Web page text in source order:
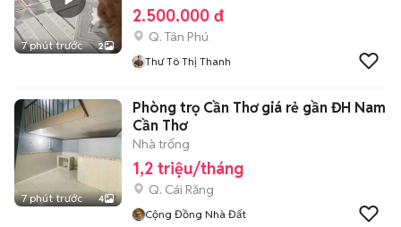
7 phút trước 2
2.500.000 đ
Q. Tân Phú
Thư Tô Thị Thanh
7 phút trước 4
Phòng trọ Cần Thơ giá rẻ gần ĐH Nam
Cần Thơ
Nhà trống
1,2 triệu/tháng
Q. Cái Răng
Cộng Đồng Nhà Đất